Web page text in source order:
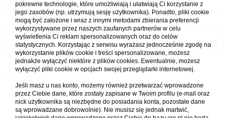
1 ... 51 52 53
wCzechy - Česko
Forum Chorwacja Online - Cro.pl
Usuń ciasteczka• Strefa czasowa: UTC + 1 (Polska - czas zimowy) [ DST
pokrewne technologie, które umożliwiają i ułatwiają Ci korzystanie z
jego zasobów (np. utrzymują sesję użytkownika). Ponadto, pliki cookie
mogą być założone i wraz z innymi metodami zbierania preferencji
wykorzystywane przez naszych zaufanych partnerów w celu
wyświetlenia Ci reklam spersonalizowanych oraz do celów
statystycznych. Korzystając z serwisu wyrażasz jednocześnie zgodę na
wykorzystanie plików cookie i treści spersonalizowane, możesz
jednakże wyłączyć niektóre z plików cookies. Ewentualnie, możesz
wyłączyć pliki cookie w opcjach swojej przeglądarki internetowej.
Jeśli masz u nas konto, możemy również przetwarzać wprowadzone
przez Ciebie dane, które zostały zapisane w Twoim profilu (e-mail oraz
nick użytkownika są niezbędne do posiadania konta, pozostałe dane
są wprowadzane dobrowolnie). Nie musisz się jednak martwić,